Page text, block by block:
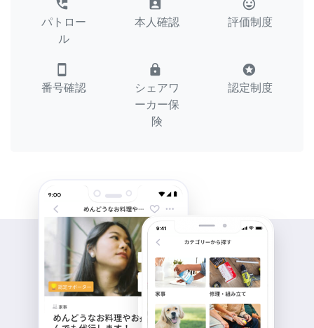
perm_phone_msg
パトロー
ル
assignment_ind
本人確認
tag_faces
評価制度
smartphone
番号確認
lock
シェアワ
ーカー保
険
stars
認定制度